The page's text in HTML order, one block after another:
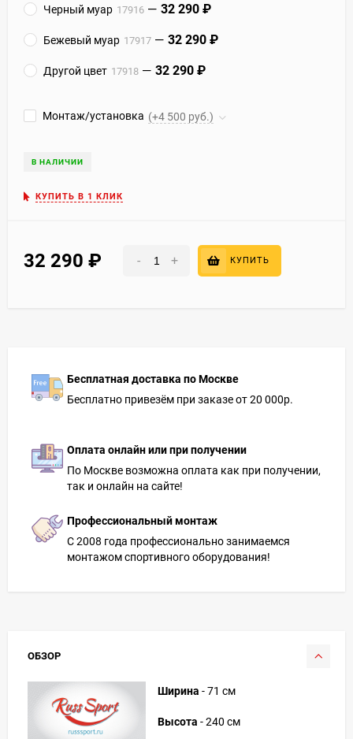
Черный муар 17916 32 290
Бежевый муар 17917 32 290
Другой цвет 17918 32 290
Монтаж/установка (+4 500 руб.)
В НАЛИЧИИ
КУПИТЬ В 1 КЛИК
32 290 - + КУПИТЬ
Бесплатная доставка по Москве
Бесплатно привезём при заказе от 20 000р.
Оплата онлайн или при получении
По Москве возможна оплата как при получении,
так и онлайн на сайте!
Профессиональный монтаж
С 2008 года профессионально занимаемся
монтажом спортивного оборудования!
ОБЗОР
Ширина - 71 см
Высота - 240 см